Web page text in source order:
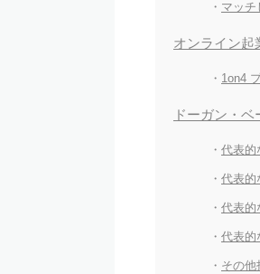
マッチ
オンライン起
1on4
ドーガン・
代表的
代表的
代表的
代表的
その他